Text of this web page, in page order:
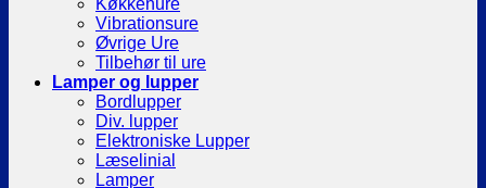
Køkkenure
Vibrationsure
Øvrige Ure
Tilbehør til ure
Lamper og lupper
Bordlupper
Div. lupper
Elektroniske Lupper
Læselinial
Lamper